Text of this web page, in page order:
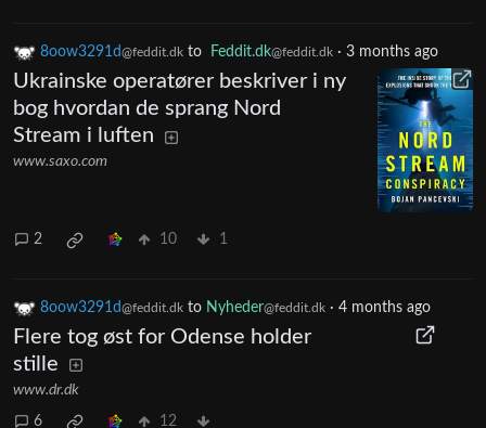
8oow3291d@feddit.dk to Feddit.dk@feddit.dk · 3 months ago
Ukrainske operatører beskriver i ny
bog hvordan de sprang Nord
Stream i luften
www.saxo.com
2 10 1
8oow3291d@feddit.dk to Nyheder@feddit.dk · 4 months ago
Flere tog øst for Odense holder
stille
www.dr.dk
6 12